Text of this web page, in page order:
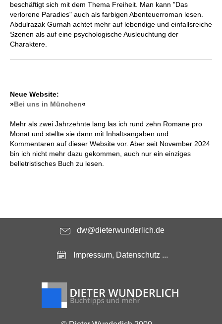
beschäftigt sich mit dem Thema Freiheit. Man kann "Das
verlorene Paradies" auch als farbigen Abenteuerroman lesen.
Abdulrazak Gurnah achtet mehr auf lebendige und einfallsreiche
Szenen als auf eine psychologische Ausleuchtung der
Charaktere.
Neue Website:
»Bei uns in München«
Mehr als zwei Jahrzehnte lang las ich rund zehn Romane pro
Monat und stellte sie dann mit Inhaltsangaben und
Kommentaren auf dieser Website vor. Aber seit November 2024
bin ich nicht mehr dazu gekommen, auch nur ein einziges
belletristisches Buch zu lesen.
dw@dieterwunderlich.de
Impressum, Datenschutz ...